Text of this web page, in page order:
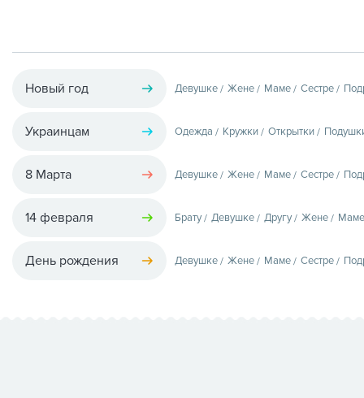
Новый год Девушке Жене Маме Сестре
Украинцам Одежда Кружки Открытки
8 Марта Девушке Жене Маме Сестре
14 февраля Брату Девушке Другу Жене Маме
День рождения Девушке Жене Маме Сестре